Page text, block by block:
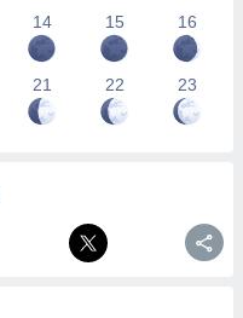
14 15 16
21 22 23